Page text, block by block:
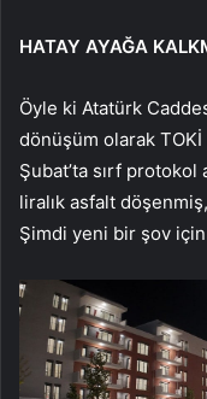
HATAY AYAĞA
Öyle ki Atatürk
dönüşüm olarak
Şubat’ta sırf
liralık asfalt
Şimdi yeni bir şov için